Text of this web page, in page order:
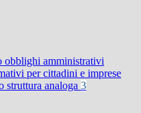
obblighi amministrativi
per cittadini e imprese
struttura analoga 3